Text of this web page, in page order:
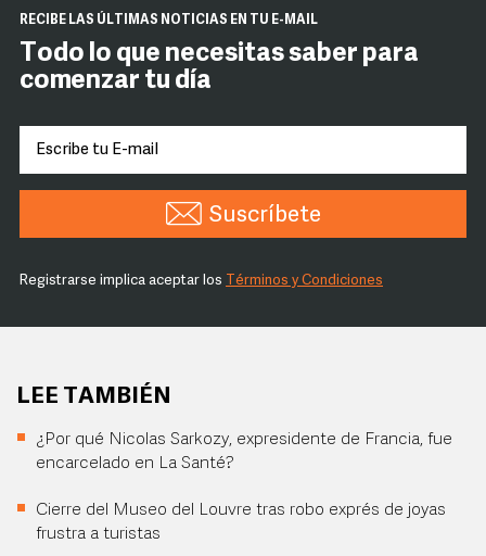
RECIBE LAS ÚLTIMAS NOTICIAS EN TU E-MAIL
Todo lo que necesitas saber para
comenzar tu día
Suscríbete
Registrarse implica aceptar los Términos y Condiciones
LEE TAMBIÉN
¿Por qué Nicolas Sarkozy, expresidente de Francia, fue
encarcelado en La Santé?
Cierre del Museo del Louvre tras robo exprés de joyas
frustra a turistas